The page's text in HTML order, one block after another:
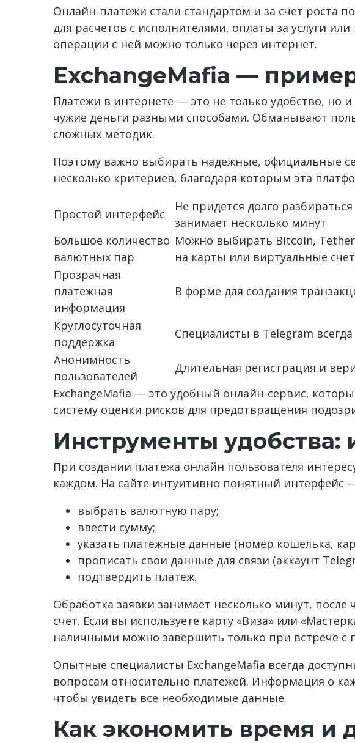
Онлайн-платежи стали стандартом и за счет роста
для расчетов с исполнителями, оплаты за услуги
операции с ней можно только через интернет.
ExchangeMafia —
Платежи в интернете — это не только удобство,
чужие деньги разными способами. Обманывают
сложных методик.
Поэтому важно выбирать надежные, официальные
несколько критериев, благодаря которым эта
Простой интерфейс
Не придется долго
занимает несколько минут
Большое количество
валютных пар
Можно выбирать Bitcoin,
на карты или виртуальные
Прозрачная
платежная
информация
В форме для создания
Круглосуточная
поддержка
Специалисты в Telegram
Анонимность
пользователей
Длительная регистрация и
ExchangeMafia — это удобный онлайн-сервис,
систему оценки рисков для предотвращения
Инструменты удобства:
При создании платежа онлайн пользователя
каждом. На сайте интуитивно понятный интерфейс
выбрать валютную пару;
ввести сумму;
указать платежные данные (номер кошелька,
прописать свои данные для связи (аккаунт
подтвердить платеж.
Обработка заявки занимает несколько минут,
счет. Если вы используете карту «Виза» или
наличными можно завершить только при встрече с
Опытные специалисты ExchangeMafia всегда
вопросам относительно платежей. Информация о
чтобы увидеть все необходимые данные.
Как экономить время и